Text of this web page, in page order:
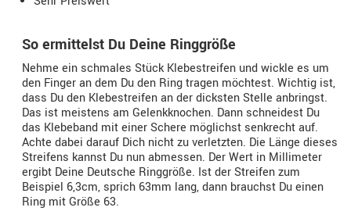
So ermittelst Du Deine Ringgröße
Nehme ein schmales Stück Klebestreifen und wickle es um
den Finger an dem Du den Ring tragen möchtest. Wichtig ist,
dass Du den Klebestreifen an der dicksten Stelle anbringst.
Das ist meistens am Gelenkknochen. Dann schneidest Du
das Klebeband mit einer Schere möglichst senkrecht auf.
Achte dabei darauf Dich nicht zu verletzten. Die Länge dieses
Streifens kannst Du nun abmessen. Der Wert in Millimeter
ergibt Deine Deutsche Ringgröße. Ist der Streifen zum
Beispiel 6,3cm, sprich 63mm lang, dann brauchst Du einen
Ring mit Größe 63.